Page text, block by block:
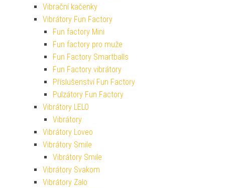
Vibrační kačenky
Vibrátory Fun Factory
Fun factory Mini
Fun factory pro muže
Fun Factory Smartballs
Fun Factory vibrátory
Příslušenství Fun Factory
Pulzátory Fun Factory
Vibrátory LELO
Vibrátory
Vibrátory Loveo
Vibrátory Smile
Vibrátory Smile
Vibrátory Svakom
Vibrátory Zalo